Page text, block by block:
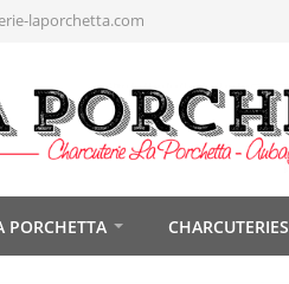
laporchetta.com
PORCHETTA CHARCUTERIES